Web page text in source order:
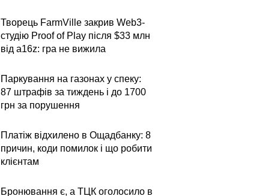
Творець FarmVille закрив Web3-
студію Proof of Play після $33 млн
від a16z: гра не вижила
Паркування на газонах у спеку:
87 штрафів за тиждень і до 1700
грн за порушення
Платіж відхилено в Ощадбанку: 8
причин, коди помилок і що робити
клієнтам
Бронювання є, а ТЦК оголосило в